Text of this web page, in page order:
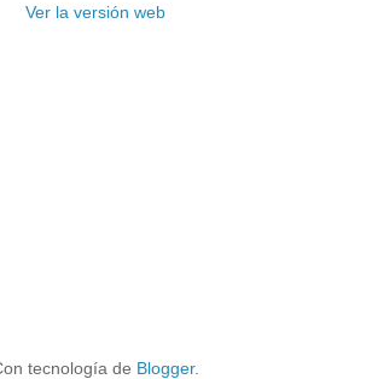
Ver la versión web
tecnología de Blogger.